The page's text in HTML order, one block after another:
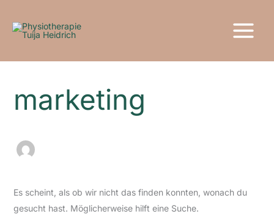
Inhalt
springen
marketing
Es scheint, als ob wir nicht das finden konnten, wonach du
gesucht hast. Möglicherweise hilft eine Suche.
nach: